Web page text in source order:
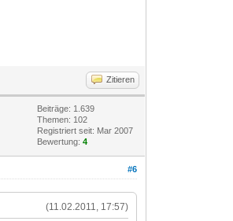
Zitieren
Beiträge: 1.639
Themen: 102
Registriert seit: Mar 2007
Bewertung:4
#6
(11.02.2011, 17:57)